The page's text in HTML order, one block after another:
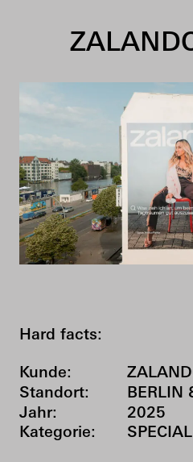
Hard facts:
Kunde:
Standort:
BERLIN
Jahr:
2025
Kategorie: